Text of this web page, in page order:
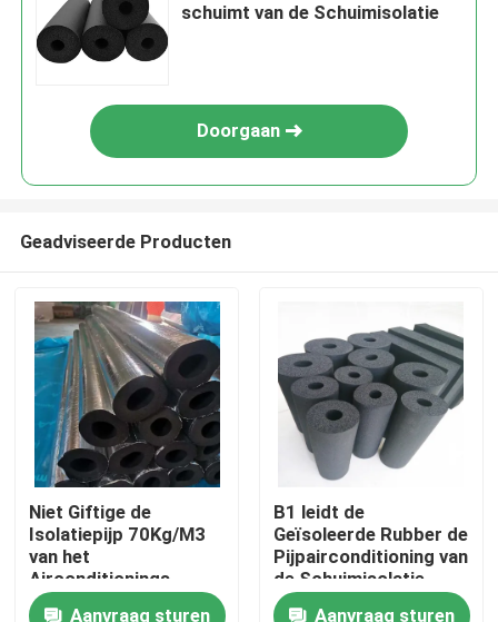
Thuis
Over ons
Contacten
schuimt van de Schuimisolatie
Doorgaan
Geadviseerde Producten
Niet Giftige de
Isolatiepijp 70Kg/M3
van het
Airconditionings
Rubberschuim
Aanvraag sturen
B1 leidt de
Geïsoleerde Rubber de
Pijpairconditioning van
de Schuimisolatie
2000mm door buizen
Aanvraag sturen